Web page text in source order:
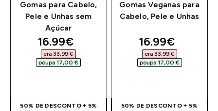
Gomas para Cabelo,
Pele e Unhas sem
Açúcar
discounted price
16.99€‎
era 33,99 €‎
poupa 17,00 €‎
50% DE DESCONTO + 5%
Gomas Veganas para
Cabelo, Pele e Unhas
discounted
16.99€‎
era 33,99 €‎
poupa 17,00 €‎
50% DE DESCONTO + 5%